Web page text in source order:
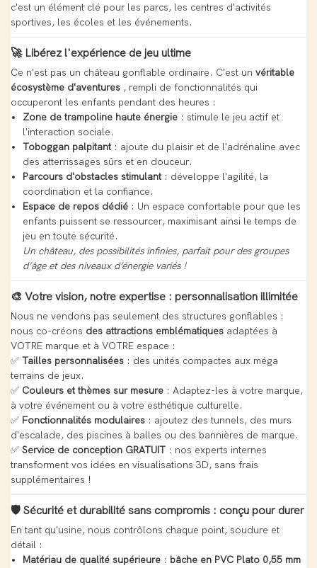
c'est un élément clé pour les parcs, les centres d'activités
sportives, les écoles et les événements.
🚀 Libérez l'expérience de jeu ultime
Ce n'est pas un château gonflable ordinaire. C'est un véritable
écosystème d'aventures , rempli de fonctionnalités qui
occuperont les enfants pendant des heures :
Zone de trampoline haute énergie: stimule le jeu actif et
l'interaction sociale.
Toboggan palpitant: ajoute du plaisir et de l'adrénaline avec
des atterrissages sûrs et en douceur.
Parcours d'obstacles stimulant: développe l'agilité, la
coordination et la confiance.
Espace de repos dédié: Un espace confortable pour que les
enfants puissent se ressourcer, maximisant ainsi le temps de
jeu en toute sécurité.
Un château, des possibilités infinies, parfait pour des groupes
d’âge et des niveaux d’énergie variés !
🎨 Votre vision, notre expertise : personnalisation illimitée
Nous ne vendons pas seulement des structures gonflables :
nous co-créons des attractions emblématiques adaptées à
VOTRE marque et à VOTRE espace :
✅ Tailles personnalisées : des unités compactes aux méga
terrains de jeux.
✅ Couleurs et thèmes sur mesure : Adaptez-les à votre marque,
à votre événement ou à votre esthétique culturelle.
✅ Fonctionnalités modulaires : ajoutez des tunnels, des murs
d'escalade, des piscines à balles ou des bannières de marque.
✅ Service de conception GRATUIT : nos experts internes
transforment vos idées en visualisations 3D, sans frais
supplémentaires !
🛡️ Sécurité et durabilité sans compromis : conçu pour durer
En tant qu'usine, nous contrôlons chaque point, soudure et
détail :
Matériau de qualité supérieure: bâche en PVC Plato 0,55 mm